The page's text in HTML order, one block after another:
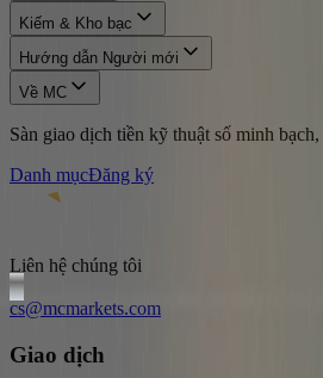
Kiếm & Kho bạc
Hướng dẫn Người mới
Về MC
Sàn giao dịch tiền kỹ thuật số minh
Danh mụcĐăng ký
Liên hệ chúng tôi
cs@mcmarkets.com
Giao dịch